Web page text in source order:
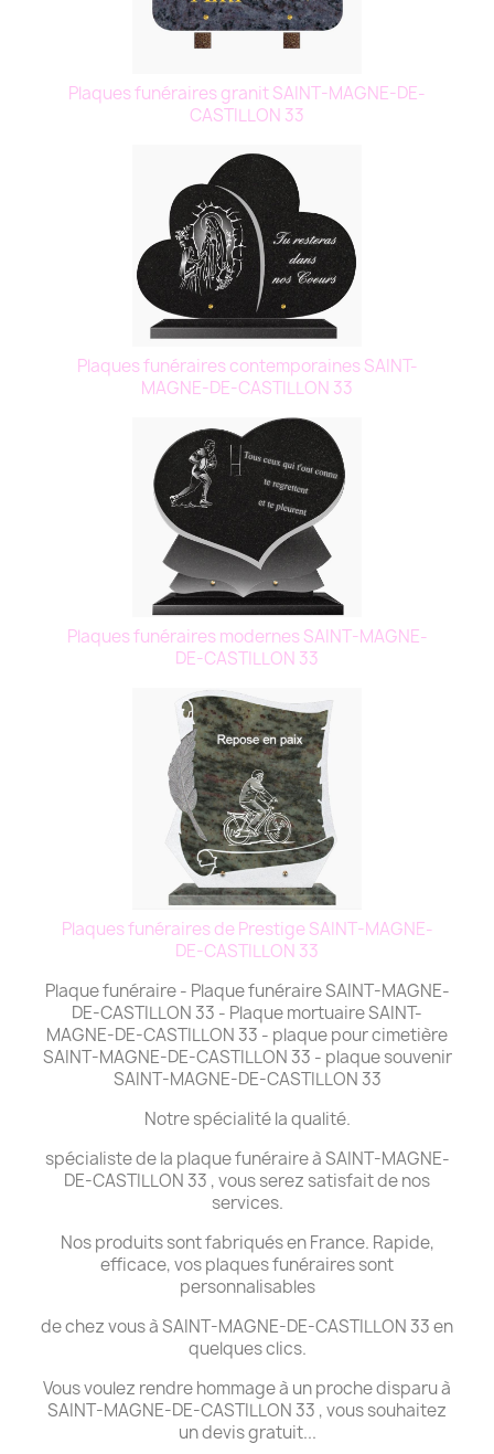
Plaques funéraires granit SAINT-MAGNE-DE-
CASTILLON 33
Plaques funéraires contemporaines SAINT-
MAGNE-DE-CASTILLON 33
Plaques funéraires modernes SAINT-MAGNE-
DE-CASTILLON 33
Plaques funéraires de Prestige SAINT-MAGNE-
DE-CASTILLON 33
Plaque funéraire - Plaque funéraire SAINT-MAGNE-
DE-CASTILLON 33 - Plaque mortuaire SAINT-
MAGNE-DE-CASTILLON 33 - plaque pour cimetière
SAINT-MAGNE-DE-CASTILLON 33 - plaque souvenir
SAINT-MAGNE-DE-CASTILLON 33
Notre spécialité la qualité.
spécialiste de la plaque funéraire à SAINT-MAGNE-
DE-CASTILLON 33 , vous serez satisfait de nos
services.
Nos produits sont fabriqués en France. Rapide,
efficace, vos plaques funéraires sont
personnalisables
de chez vous à SAINT-MAGNE-DE-CASTILLON 33 en
quelques clics.
Vous voulez rendre hommage à un proche disparu à
SAINT-MAGNE-DE-CASTILLON 33 , vous souhaitez
un devis gratuit...